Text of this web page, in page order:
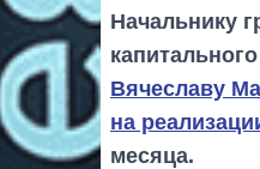
Начальнику
Вячеславу
на
месяца.